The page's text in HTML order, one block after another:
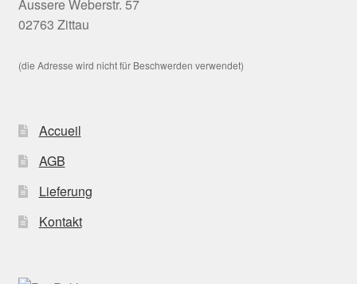
Äussere Weberstr. 57
02763 Zittau
(die Adresse wird nicht für Beschwerden verwendet)
Accueil
AGB
Lieferung
Kontakt